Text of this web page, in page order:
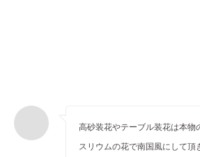
高砂装花やテーブル装花は本物
スリウムの花で南国風にして頂